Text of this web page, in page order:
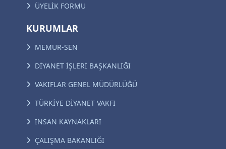
ÜYELİK FORMU
KURUMLAR
MEMUR-SEN
DİYANET İŞLERİ BAŞKANLIĞI
VAKIFLAR GENEL MÜDÜRLÜĞÜ
TÜRKİYE DİYANET VAKFI
İNSAN KAYNAKLARI
ÇALIŞMA BAKANLIĞI